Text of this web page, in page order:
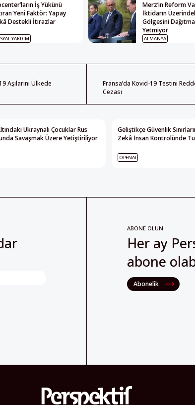
İş Yükünü
Yeni Faktör: Yapay
Destekli İtirazlar
YARDIM
Merz’in Reform
İktidarın
Gölgesini
Yetmiyor
ALMANYA
Aşılarını Ülkede
Fransa’da Kovid-19 Testini
Cezası
Ukraynalı Çocuklar Rus
Savaşmak Üzere Yetiştiriliyor
Geliştikçe Güvenlik
Zekâ İnsan Kontrolünde
OPENAI
ABONE OLUN
Her ay
abone
Abonelik